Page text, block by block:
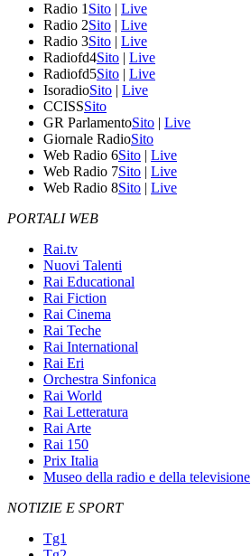
Radio 1 Sito | Live
Radio 2Sito | Live
Radio 3Sito | Live
Radiofd4Sito | Live
Radiofd5Sito | Live
IsoradioSito | Live
CCISSSito
GR ParlamentoSito | Live
Giornale RadioSito
Web Radio 6Sito | Live
Web Radio 7Sito | Live
Web Radio 8Sito | Live
PORTALI WEB
Rai.tv
Nuovi Talenti
Rai Educational
Rai Fiction
Rai Cinema
Rai Teche
Rai International
Rai Eri
Orchestra Sinfonica
Rai World
Rai Letteratura
Rai Arte
Rai 150
Prix Italia
Museo della radio e della televisione
NOTIZIE E SPORT
Tg1